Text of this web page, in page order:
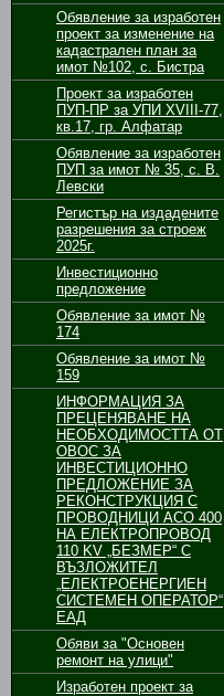
Обявление за изработен
проект за изменение на
кадастрален план за
имот №102, с. Бистра
Проект за изработен
ПУП-ПР за УПИ ХVІІІ-77,
кв.17, гр. Алфатар
Обявление за изработен
ПУП за имот № 35, с. В.
Левски
Регистър на издадените
разрешения за строеж
2025г.
Инвестиционно
предложение
Обявление за имот №
174
Обявление за имот №
159
ИНФОРМАЦИЯ ЗА
ПРЕЦЕНЯВАНЕ НА
НЕОБХОДИМОСТТА ОТ
ОВОС ЗА
ИНВЕСТИЦИОННО
ПРЕДЛОЖЕНИЕ ЗА
РЕКОНСТРУКЦИЯ С
ПРОВОДНИЦИ АСО 400
НА ЕЛЕКТРОПРОВОД
110 KV „БЕЗМЕР“ С
ВЪЗЛОЖИТЕЛ
„ЕЛЕКТРОЕНЕРГИЕН
СИСТЕМЕН ОПЕРАТОР“
ЕАД
Обяви за "Основен
ремонт на улици"
Изработен проект за